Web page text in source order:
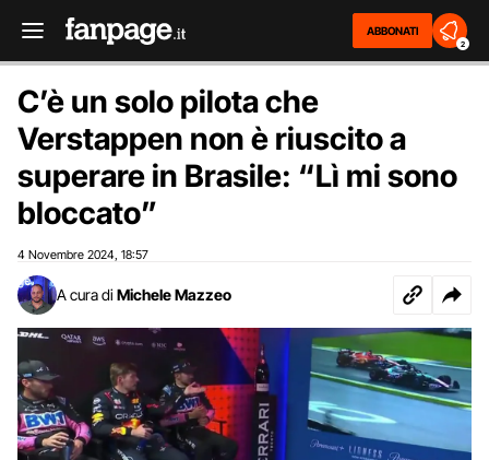
ABBONATI
2
C’è un solo pilota che
Verstappen non è riuscito a
superare in Brasile: “Lì mi sono
bloccato”
4 Novembre 2024 18:57
A cura di Michele Mazzeo